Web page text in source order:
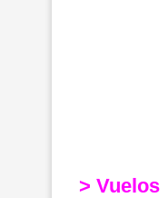
> Vuelos